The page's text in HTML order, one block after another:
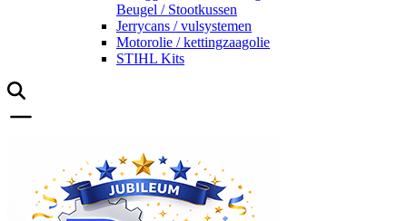
Beugel / Stootkussen
Jerrycans / vulsystemen
Motorolie / kettingzaagolie
STIHL Kits